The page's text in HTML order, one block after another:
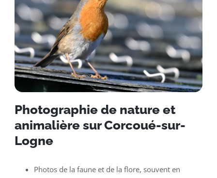
Photographie de nature et
animalière sur Corcoué-sur-
Logne
Photos de la faune et de la flore, souvent en